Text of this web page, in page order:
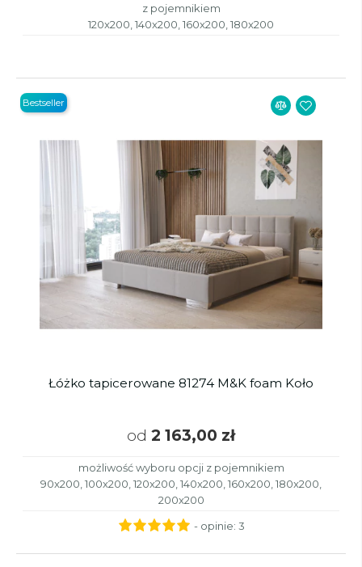
z pojemnikiem
120x200, 140x200, 160x200, 180x200
Łóżko tapicerowane 81274 M&K foam Koło
od 2 163,00 zł
możliwość wyboru opcji z pojemnikiem
90x200, 100x200, 120x200, 140x200, 160x200, 180x200,
200x200
Bestseller
- opinie: 3